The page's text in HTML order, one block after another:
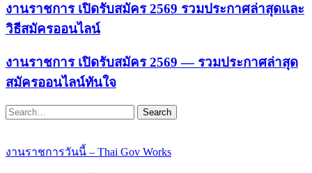
งานราชการ เปิดรับสมัคร 2569 รวมประกาศล่าสุดและ
วิธีสมัครออนไลน์
งานราชการ เปิดรับสมัคร 2569 — รวมประกาศล่าสุด
สมัครออนไลน์ทันใจ
Search
งานราชการวันนี้ – Thai Gov Works